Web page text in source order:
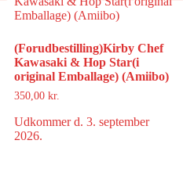
(Forudbestilling)Kirby Chef
Kawasaki & Hop Star(i
original Emballage) (Amiibo)
350,00 kr.
Udkommer d. 3. september
2026.